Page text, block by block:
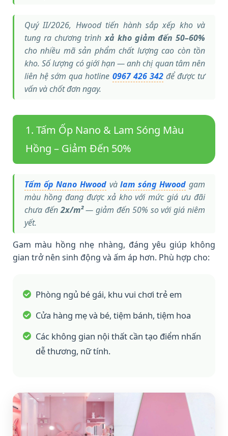
Quý II/2026, Hwood tiến hành sắp xếp kho và
tung ra chương trìnhxả kho giảm đến 50–60%
cho nhiều mã sản phẩm chất lượng cao còn tồn
kho. Số lượng có giới hạn — anh chị quan tâm nên
liên hệ sớm qua hotline 0967 426 342để được tư
vấn và chốt đơn ngay.
1. Tấm Ốp Nano & Lam Sóng Màu
Hồng – Giảm Đến 50%
Tấm ốp Nano Hwoodvàlam sóng Hwood gam
màu hồng đang được xả kho với mức giá ưu đãi
chưa đến2x/m²— giảm đến 50% so với giá niêm
yết.
Gam màu hồng nhẹ nhàng, đáng yêu giúp không
gian trở nên sinh động và ấm áp hơn. Phù hợp cho:
Phòng ngủ bé gái, khu vui chơi trẻ em
Cửa hàng mẹ và bé, tiệm bánh, tiệm hoa
Các không gian nội thất cần tạo điểm nhấn
dễ thương, nữ tính.